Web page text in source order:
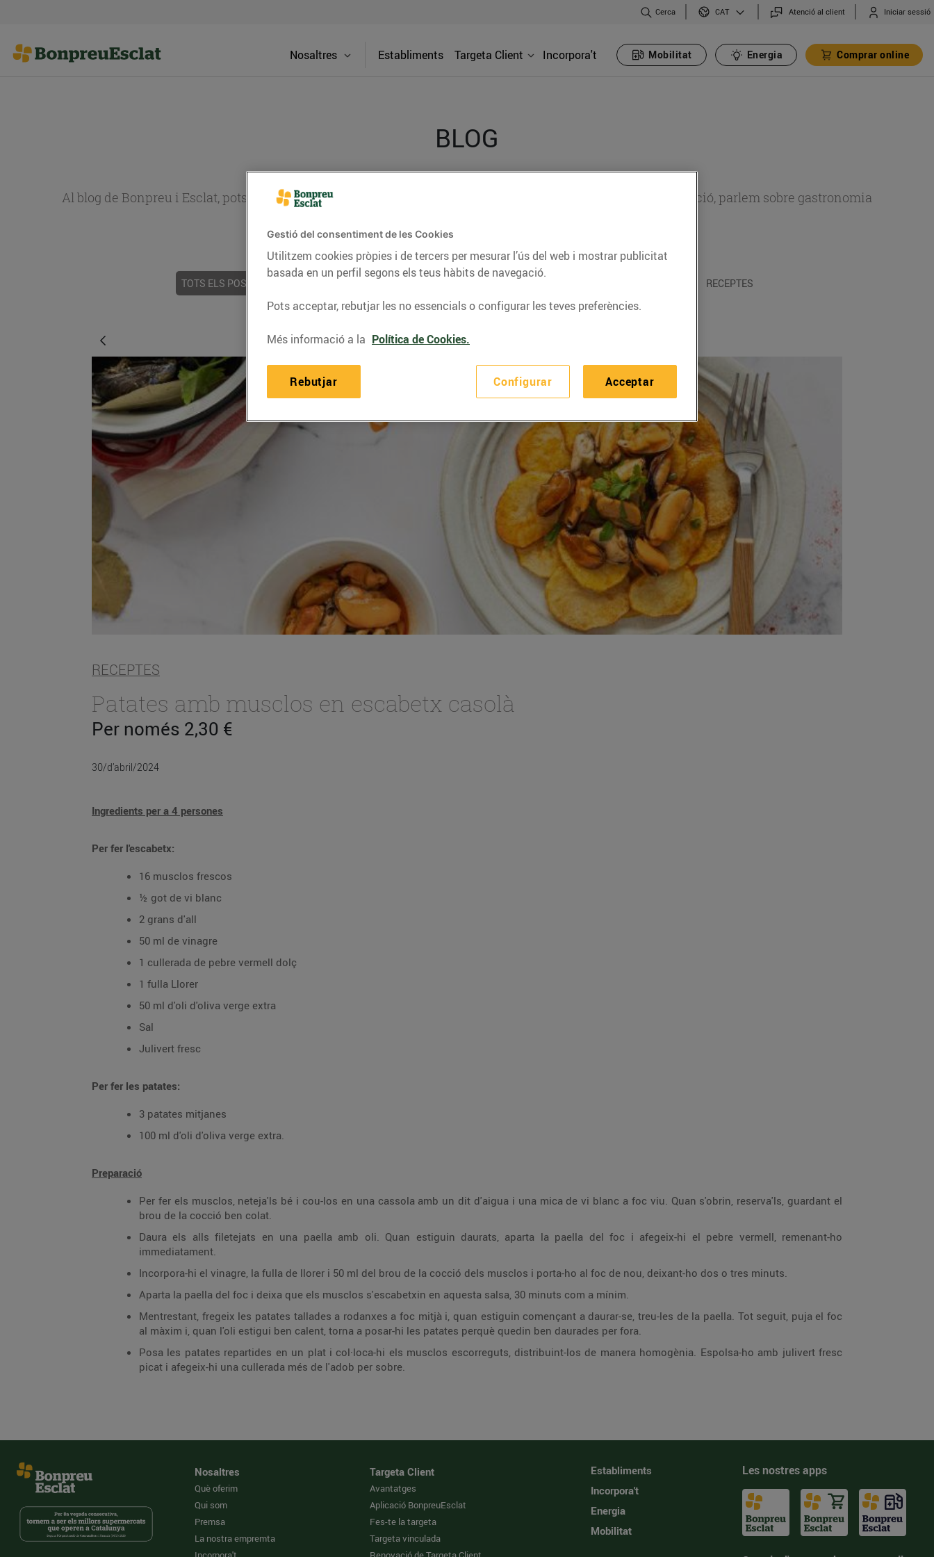
Cerca CAT Atenció al client Iniciar sessió
Nosaltres Establiments Targeta Client Incorpora't Mobilitat Energia Comprar online
BLOG
Al blog de Bonpreu i Esclat, pots trobar receptes, consells nutricionals, informació d’actualitat sobre alimentació, parlem sobre gastronomia
TOTS ELS POSTS CONSELLS I HÀBITS SALUDABLES ENERGIA RECEPTES
RECEPTES
Patates amb musclos en escabetx casolà
Per només 2,30 €
30/d’abril/2024
Ingredients per a 4 persones
Per fer l'escabetx:
16 musclos frescos
½ got de vi blanc
2 grans d'all
50 ml de vinagre
1 cullerada de pebre vermell dolç
1 fulla Llorer
50 ml d'oli d'oliva verge extra
Sal
Julivert fresc
Per fer les patates:
3 patates mitjanes
100 ml d'oli d'oliva verge extra.
Preparació
Per fer els musclos, neteja'ls bé i cou-los en una cassola amb un dit d'aigua i una mica de vi blanc a foc viu. Quan s'obrin, reserva'ls, guardant el
brou de la cocció ben colat.
Daura els alls filetejats en una paella amb oli. Quan estiguin daurats, aparta la paella del foc i afegeix-hi el pebre vermell, remenant-ho
immediatament.
Incorpora-hi el vinagre, la fulla de llorer i 50 ml del brou de la cocció dels musclos i porta-ho al foc de nou, deixant-ho dos o tres minuts.
Aparta la paella del foc i deixa que els musclos s'escabetxin en aquesta salsa, 30 minuts com a mínim.
Mentrestant, fregeix les patates tallades a rodanxes a foc mitjà i, quan estiguin començant a daurar-se, treu-les de la paella. Tot seguit, puja el foc
al màxim i, quan l'oli estigui ben calent, torna a posar-hi les patates perquè quedin ben daurades per fora.
Posa les patates repartides en un plat i col·loca-hi els musclos escorreguts, distribuint-los de manera homogènia. Espolsa-ho amb julivert fresc
picat i afegeix-hi una cullerada més de l'adob per sobre.
Nosaltres
Què oferim
Qui som
Premsa
La nostra empremta
Targeta Client
Avantatges
Aplicació BonpreuEsclat
Fes-te la targeta
Targeta vinculada
Establiments
Incorpora't
Energia
Mobilitat
Les nostres apps
Gestió del consentiment de les Cookies
Utilitzem cookies pròpies i de tercers per mesurar l’ús del web i mostrar publicitat
basada en un perfil segons els teus hàbits de navegació.
Pots acceptar, rebutjar les no essencials o configurar les teves preferències.
Més informació a la Política de Cookies.
Configurar
Rebutjar Acceptar